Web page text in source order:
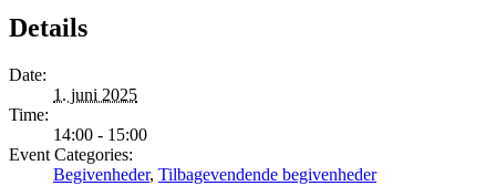
Details
Date:
1. juni 2025
Time:
14:00 - 15:00
Event Categories:
Begivenheder, Tilbagevendende begivenheder